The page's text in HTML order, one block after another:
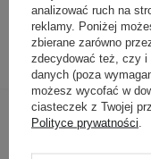
Inni
analizować ruch na
reklamy. Poniżej
zbierane zarówno
zdecydować też, czy i
danych (poza
możesz wycofać w
ciasteczek z Twojej
Polityce prywatności